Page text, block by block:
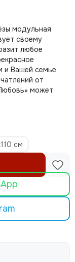
модульная
своему
любое
и Вашей семье
от
может
см